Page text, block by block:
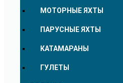
МОТОРНЫЕ ЯХТЫ
ПАРУСНЫЕ ЯХТЫ
КАТАМАРАНЫ
ГУЛЕТЫ